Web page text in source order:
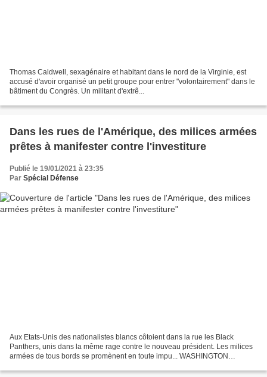
Thomas Caldwell, sexagénaire et habitant dans le nord de la Virginie, est
accusé d'avoir organisé un petit groupe pour entrer "volontairement" dans le
bâtiment du Congrès. Un militant d'extrê...
Dans les rues de l'Amérique, des milices armées
prêtes à manifester contre l'investiture
Publié le 19/01/2021 à 23:35
Par Spécial Défense
Aux Etats-Unis des nationalistes blancs côtoient dans la rue les Black
Panthers, unis dans la même rage contre le nouveau président. Les milices
armées de tous bords se promènent en toute impu... WASHINGTON